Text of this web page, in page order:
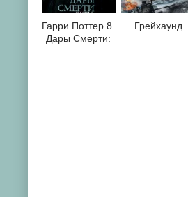
Гарри Поттер 8.
Дары Смерти:
Грейхаунд